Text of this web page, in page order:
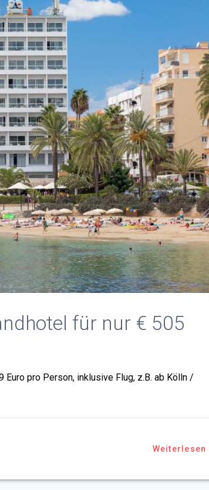
für nur € 505
pro Person, inklusive Flug, z.B. ab Kölln /
Weiterlesen